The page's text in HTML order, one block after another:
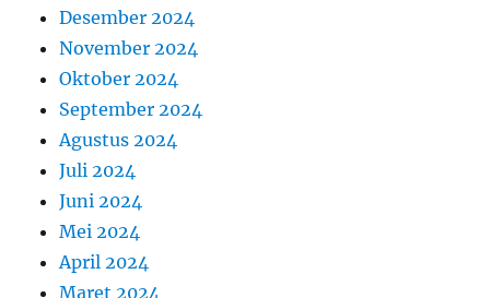
Desember 2024
November 2024
Oktober 2024
September 2024
Agustus 2024
Juli 2024
Juni 2024
Mei 2024
April 2024
Maret 2024